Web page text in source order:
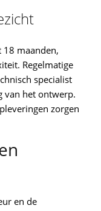
maanden,
Regelmatige
specialist
van het ontwerp.
zorgen
en de